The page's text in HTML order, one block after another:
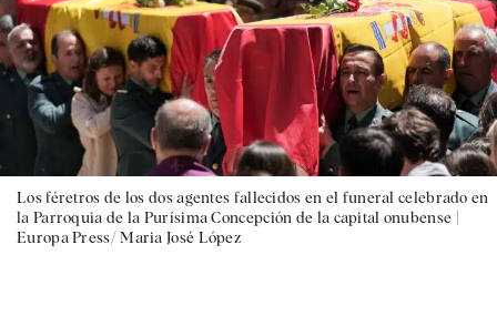
Los féretros de los dos agentes fallecidos en el funeral celebrado en
la Parroquia de la Purísima Concepción de la capital onubense |
Europa Press/ Maria José López